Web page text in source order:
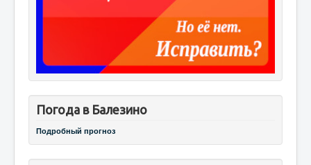
Погода в Балезино
Подробный прогноз